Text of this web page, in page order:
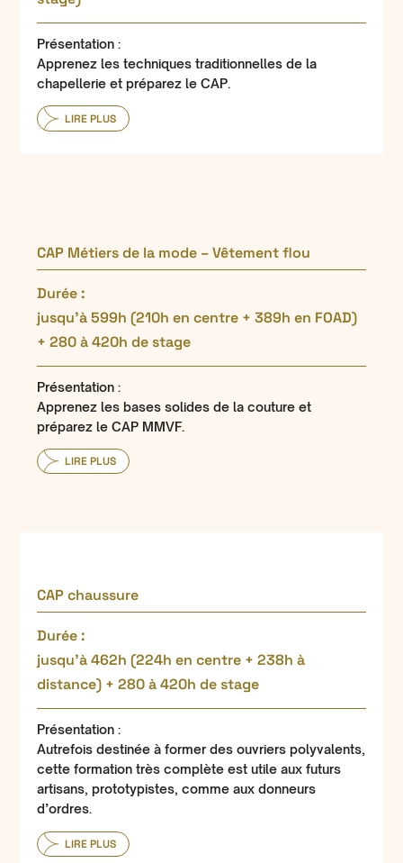
Présentation :
Apprenez les techniques traditionnelles de la
chapellerie et préparez le CAP.
LIRE PLUS
CAP Métiers de la mode – Vêtement flou
Durée :
jusqu’à 599h (210h en centre + 389h en FOAD)
+ 280 à 420h de stage
Présentation :
Apprenez les bases solides de la couture et
préparez le CAP MMVF.
LIRE PLUS
CAP chaussure
Durée :
jusqu’à 462h (224h en centre + 238h à
distance) + 280 à 420h de stage
Présentation :
Autrefois destinée à former des ouvriers polyvalents,
cette formation très complète est utile aux futurs
artisans, prototypistes, comme aux donneurs
d’ordres.
LIRE PLUS